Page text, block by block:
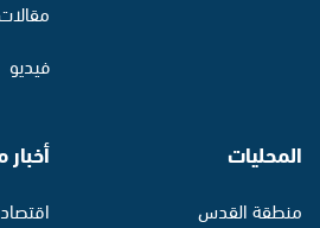
فيديو
المحليات
منطقة القدس
اقتصاد